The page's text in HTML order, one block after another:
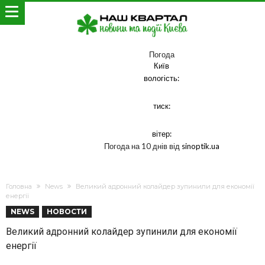
Погода
Київ
вологість:
тиск:
вітер:
Погода на 10 днів від sinoptik.ua
Головна News
Великий адронний колайдер зупинили для економії
енергії
NEWS НОВОСТИ
Великий адронний колайдер зупинили для економії
енергії